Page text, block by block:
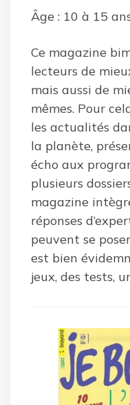
Âge : 10 à 15
Ce magazine
lecteurs de
mais aussi de
mêmes. Pour
les actualités
la planète,
écho aux
plusieurs
magazine
réponses
peuvent se
est bien
jeux, des tests,